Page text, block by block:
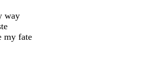
way
my fate